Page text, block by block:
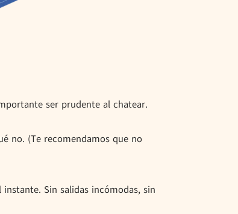
ser prudente al chatear.
no. (Te recomendamos que no
Sin salidas incómodas, sin